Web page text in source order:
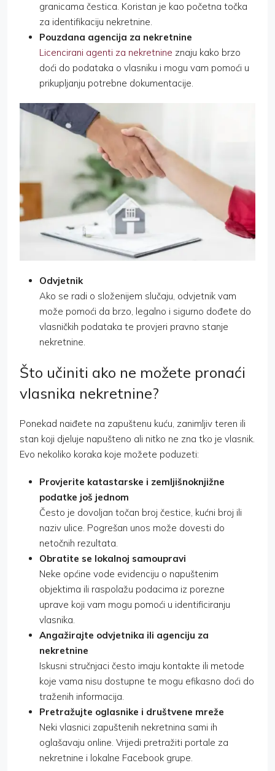
granicama čestica. Koristan je kao početna točka
za identifikaciju nekretnine.
Pouzdana agencija za nekretnine
Licencirani agenti za nekretnine znaju kako brzo
doći do podataka o vlasniku i mogu vam pomoći u
prikupljanju potrebne dokumentacije.
Odvjetnik
Ako se radi o složenijem slučaju, odvjetnik vam
može pomoći da brzo, legalno i sigurno dođete do
vlasničkih podataka te provjeri pravno stanje
nekretnine.
Što učiniti ako ne možete pronaći
vlasnika nekretnine?
Ponekad naiđete na zapuštenu kuću, zanimljiv teren ili
stan koji djeluje napušteno ali nitko ne zna tko je vlasnik.
Evo nekoliko koraka koje možete poduzeti:
Provjerite katastarske i zemljišnoknjižne
podatke još jednom
Često je dovoljan točan broj čestice, kućni broj ili
naziv ulice. Pogrešan unos može dovesti do
netočnih rezultata.
Obratite se lokalnoj samoupravi
Neke općine vode evidenciju o napuštenim
objektima ili raspolažu podacima iz porezne
uprave koji vam mogu pomoći u identificiranju
vlasnika.
Angažirajte odvjetnika ili agenciju za
nekretnine
Iskusni stručnjaci često imaju kontakte ili metode
koje vama nisu dostupne te mogu efikasno doći do
traženih informacija.
Pretražujte oglasnike i društvene mreže
Neki vlasnici zapuštenih nekretnina sami ih
oglašavaju online. Vrijedi pretražiti portale za
nekretnine i lokalne Facebook grupe.